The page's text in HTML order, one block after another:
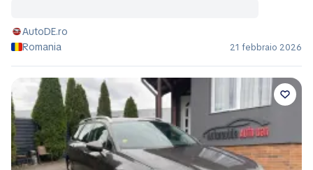
AutoDE.ro
Romania
21 febbraio 2026